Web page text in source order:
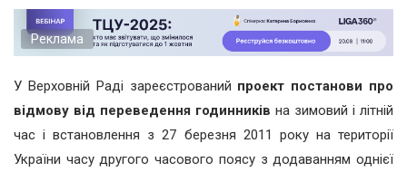
Реклама
У Верховній Раді зареєстрований проект постанови про
відмову від переведення годинників на зимовий і літній
час і встановлення з 27 березня 2011 року на території
України часу другого часового поясу з додаванням однієї